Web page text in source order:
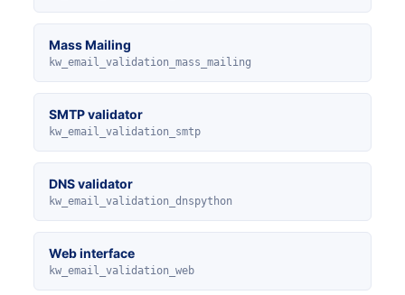
Mass Mailing
kw_email_validation_mass_mailing
SMTP validator
kw_email_validation_smtp
DNS validator
kw_email_validation_dnspython
Web interface
kw_email_validation_web